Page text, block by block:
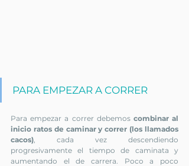
PARA EMPEZAR A CORRER
Para empezar a correr debemos combinar al
inicio ratos de caminar y correr (los llamados
cacos) , cada vez descendiendo
progresivamente el tiempo de caminata y
aumentando el de carrera. Poco a poco